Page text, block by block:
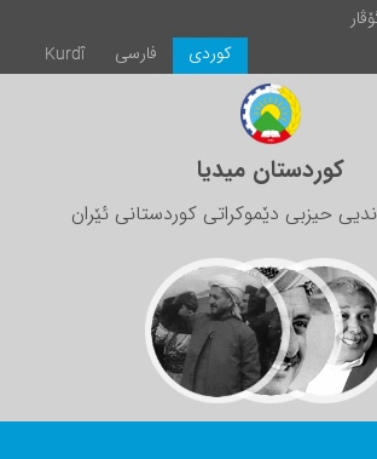
Kurdî
فارسی كوردی
کوردستان میدیا
حیزبی دێموکراتی کوردستانی ئێران